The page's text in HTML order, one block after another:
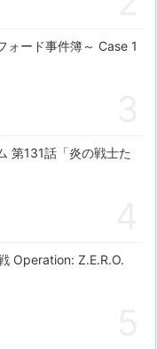
ォード事件簿～ Case 1
第131話「炎の戦士た
Operation: Z.E.R.O.